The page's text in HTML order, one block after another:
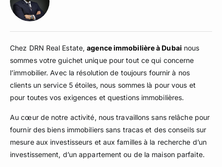
Chez DRN Real Estate,agence immobilière à Dubai nous
sommes votre guichet unique pour tout ce qui concerne
l’immobilier. Avec la résolution de toujours fournir à nos
clients un service 5 étoiles, nous sommes là pour vous et
pour toutes vos exigences et questions immobilières.
Au cœur de notre activité, nous travaillons sans relâche pour
fournir des biens immobiliers sans tracas et des conseils sur
mesure aux investisseurs et aux familles à la recherche d’un
investissement, d’un appartement ou de la maison parfaite.